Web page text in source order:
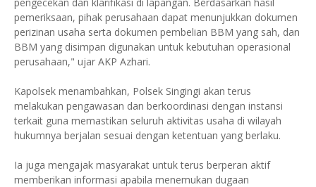
pemeriksaan, pihak perusahaan dapat menunjukkan dokumen
perizinan usaha serta dokumen pembelian BBM yang sah, dan
BBM yang disimpan digunakan untuk kebutuhan operasional
perusahaan," ujar AKP Azhari.
Kapolsek menambahkan, Polsek Singingi akan terus
melakukan pengawasan dan berkoordinasi dengan instansi
terkait guna memastikan seluruh aktivitas usaha di wilayah
hukumnya berjalan sesuai dengan ketentuan yang berlaku.
Ia juga mengajak masyarakat untuk terus berperan aktif
memberikan informasi apabila menemukan dugaan